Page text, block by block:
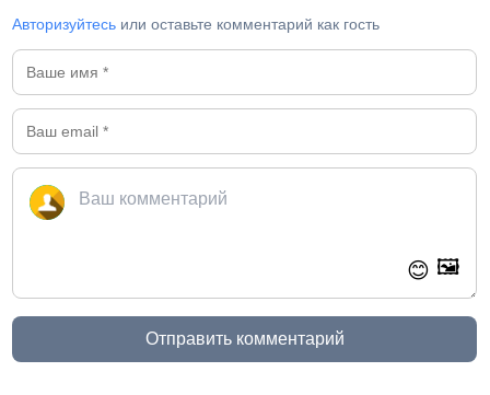
Авторизуйтесь или оставьте комментарий как гость
😊 🖼️
Отправить комментарий